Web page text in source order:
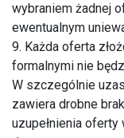
wybraniem żadnej
ewentualnym
9. Każda oferta
formalnymi nie
W szczególnie
zawiera drobne
uzupełnienia